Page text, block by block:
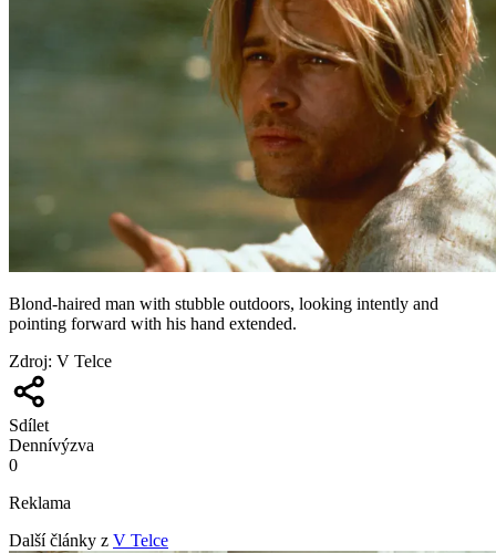
Blond-haired man with stubble outdoors, looking intently and
pointing forward with his hand extended.
Zdroj: V Telce
Sdílet
Dennívýzva
0
Reklama
Další články z V Telce